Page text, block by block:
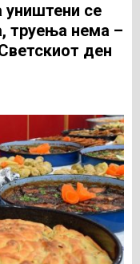
уништени се
труења нема –
ден